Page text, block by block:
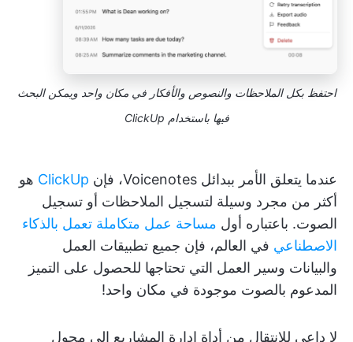
احتفظ بكل الملاحظات والنصوص والأفكار في مكان واحد ويمكن البحث
فيها باستخدام ClickUp
عندما يتعلق الأمر ببدائل Voicenotes، فإن ClickUp هو
أكثر من مجرد وسيلة لتسجيل الملاحظات أو تسجيل
الصوت. باعتباره أول مساحة عمل متكاملة تعمل بالذكاء
الاصطناعي في العالم، فإن جميع تطبيقات العمل
والبيانات وسير العمل التي تحتاجها للحصول على التميز
المدعوم بالصوت موجودة في مكان واحد!
لا داعي للانتقال من أداة إدارة المشاريع إلى محول